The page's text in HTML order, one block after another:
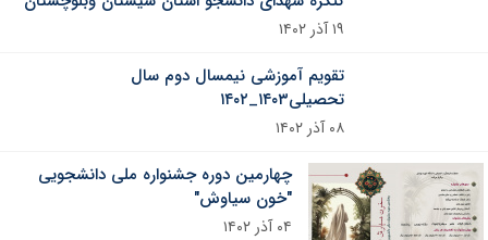
۱۹ آذر ۱۴۰۲
تقویم آموزشی نیمسال دوم سال
تحصیلی۱۴۰۳_۱۴۰۲
۰۸ آذر ۱۴۰۲
چهارمین دوره جشنواره ملی دانشجویی
"خون سیاوش"
۰۴ آذر ۱۴۰۲